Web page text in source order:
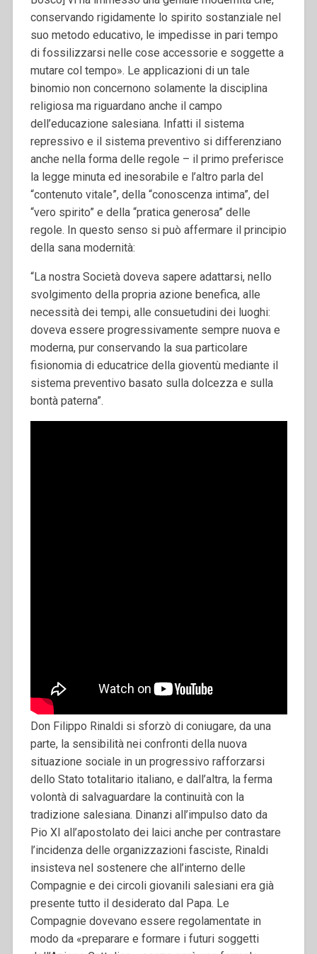
conservando rigidamente lo spirito sostanziale nel
suo metodo educativo, le impedisse in pari tempo
di fossilizzarsi nelle cose accessorie e soggette a
mutare col tempo». Le applicazioni di un tale
binomio non concernono solamente la disciplina
religiosa ma riguardano anche il campo
dell’educazione salesiana. Infatti il sistema
repressivo e il sistema preventivo si differenziano
anche nella forma delle regole – il primo preferisce
la legge minuta ed inesorabile e l’altro parla del
“contenuto vitale”, della “conoscenza intima”, del
“vero spirito” e della “pratica generosa” delle
regole. In questo senso si può affermare il principio
della sana modernità:
“La nostra Società doveva sapere adattarsi, nello
svolgimento della propria azione benefica, alle
necessità dei tempi, alle consuetudini dei luoghi:
doveva essere progressivamente sempre nuova e
moderna, pur conservando la sua particolare
fisionomia di educatrice della gioventù mediante il
sistema preventivo basato sulla dolcezza e sulla
bontà paterna”.
Don Filippo Rinaldi si sforzò di coniugare, da una
parte, la sensibilità nei confronti della nuova
situazione sociale in un progressivo rafforzarsi
dello Stato totalitario italiano, e dall’altra, la ferma
volontà di salvaguardare la continuità con la
tradizione salesiana. Dinanzi all’impulso dato da
Pio XI all’apostolato dei laici anche per contrastare
l’incidenza delle organizzazioni fasciste, Rinaldi
insisteva nel sostenere che all’interno delle
Compagnie e dei circoli giovanili salesiani era già
presente tutto il desiderato dal Papa. Le
Compagnie dovevano essere regolamentate in
modo da «preparare e formare i futuri soggetti